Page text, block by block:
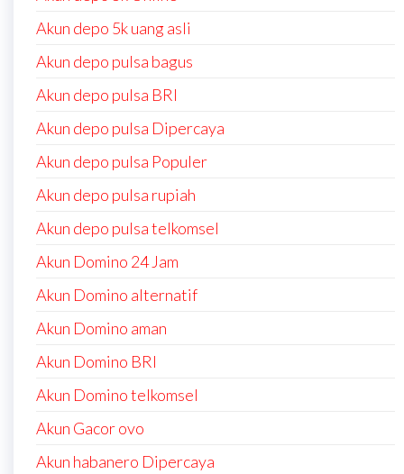
Akun depo 5k uang asli
Akun depo pulsa bagus
Akun depo pulsa BRI
Akun depo pulsa Dipercaya
Akun depo pulsa Populer
Akun depo pulsa rupiah
Akun depo pulsa telkomsel
Akun Domino 24 Jam
Akun Domino alternatif
Akun Domino aman
Akun Domino BRI
Akun Domino telkomsel
Akun Gacor ovo
Akun habanero Dipercaya